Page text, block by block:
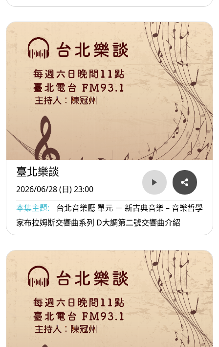
臺北樂談
2026/06/28 (日) 23:00
本集主題:
台北音樂廳 單元 － 新古典音樂 – 音樂哲學
家布拉姆斯交響曲系列 D大調第二號交響曲介紹